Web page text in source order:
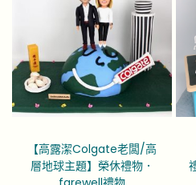
【高露潔Colgate老闆/高
層地球主題】榮休禮物．